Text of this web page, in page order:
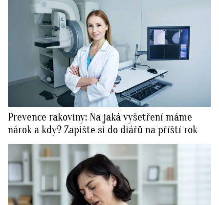
Prevence rakoviny: Na jaká vyšetření máme
nárok a kdy? Zapište si do diářů na příští rok